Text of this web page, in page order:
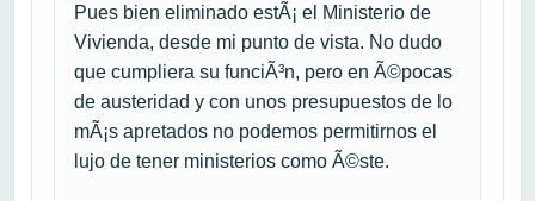
Pues bien eliminado estÃ¡ el Ministerio de
Vivienda, desde mi punto de vista. No dudo
que cumpliera su funciÃ³n, pero en Ã©pocas
de austeridad y con unos presupuestos de lo
mÃ¡s apretados no podemos permitirnos el
lujo de tener ministerios como Ã©ste.